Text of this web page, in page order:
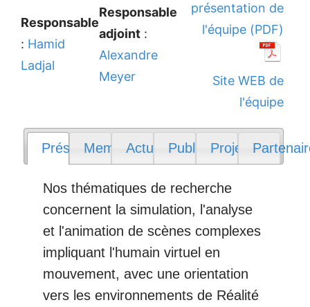
Responsable
: Hamid
Ladjal
Responsable
adjoint :
Alexandre
Meyer
présentation de
l'équipe (PDF)
Site WEB de
l'équipe
PrésentationMembresActualitésPublications
Projets
Nos thématiques de recherche
concernent la simulation, l'analyse
et l'animation de scènes complexes
impliquant l'humain virtuel en
mouvement, avec une orientation
vers les environnements de Réalité